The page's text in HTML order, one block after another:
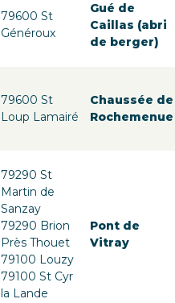
79600 St
Généroux
Gué de
Caillas (abri
de berger)
79600 St
Loup Lamairé
Chaussée de
Rochemenue
79290 St
Martin de
Sanzay
79290 Brion
Près Thouet
79100 Louzy
79100 St Cyr
la Lande
Pont de
Vitray